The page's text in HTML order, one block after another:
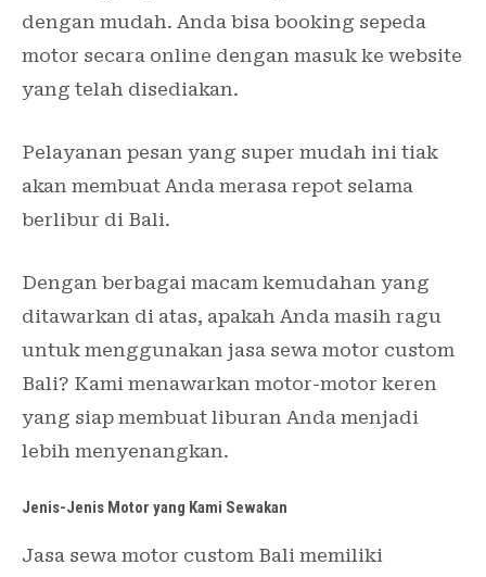
dengan mudah. Anda bisa booking sepeda
motor secara online dengan masuk ke website
yang telah disediakan.
Pelayanan pesan yang super mudah ini tiak
akan membuat Anda merasa repot selama
berlibur di Bali.
Dengan berbagai macam kemudahan yang
ditawarkan di atas, apakah Anda masih ragu
untuk menggunakan jasa sewa motor custom
Bali? Kami menawarkan motor-motor keren
yang siap membuat liburan Anda menjadi
lebih menyenangkan.
Jenis-Jenis Motor yang Kami Sewakan
Jasa sewa motor custom Bali memiliki